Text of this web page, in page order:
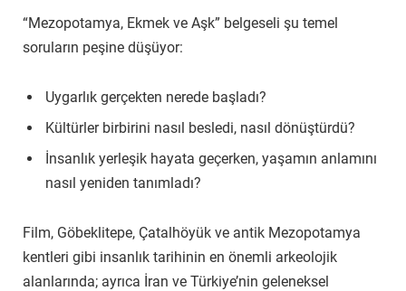
“Mezopotamya, Ekmek ve Aşk” belgeseli şu temel
soruların peşine düşüyor:
Uygarlık gerçekten nerede başladı?
Kültürler birbirini nasıl besledi, nasıl dönüştürdü?
İnsanlık yerleşik hayata geçerken, yaşamın anlamını
nasıl yeniden tanımladı?
Film, Göbeklitepe, Çatalhöyük ve antik Mezopotamya
kentleri gibi insanlık tarihinin en önemli arkeolojik
alanlarında; ayrıca İran ve Türkiye’nin geleneksel